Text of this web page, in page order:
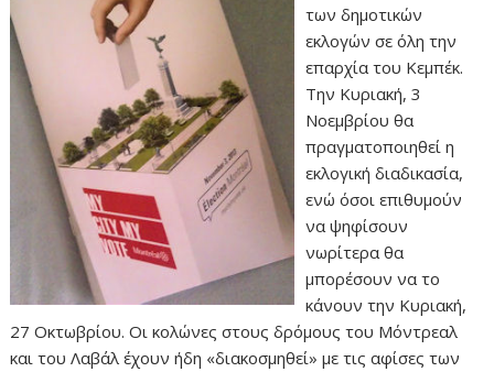
των δημοτικών
εκλογών σε όλη την
επαρχία του Κεμπέκ.
Την Κυριακή, 3
Νοεμβρίου θα
πραγματοποιηθεί η
εκλογική διαδικασία,
ενώ όσοι επιθυμούν
να ψηφίσουν
νωρίτερα θα
μπορέσουν να το
κάνουν την Κυριακή,
27 Οκτωβρίου. Οι κολώνες στους δρόμους του Μόντρεαλ
και του Λαβάλ έχουν ήδη «διακοσμηθεί» με τις αφίσες των